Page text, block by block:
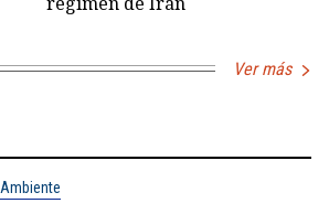
Ver más